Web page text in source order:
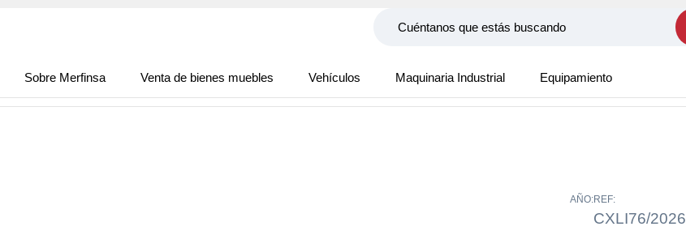
Sobre Merfinsa Venta de bienes muebles Vehículos Maquinaria Industrial Equipamiento
AÑO:REF:
CXLI76/2026